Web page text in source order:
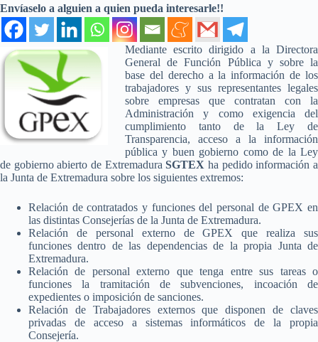
Envíaselo a alguien a quien pueda interesarle!!
Mediante escrito dirigido a la Directora
General de Función Pública y sobre la
base del derecho a la información de los
trabajadores y sus representantes legales
sobre empresas que contratan con la
Administración y como exigencia del
cumplimiento tanto de la Ley de
Transparencia, acceso a la información
pública y buen gobierno como de la Ley
de gobierno abierto de ExtremaduraSGTEX ha pedido información a
la Junta de Extremadura sobre los siguientes extremos:
Relación de contratados y funciones del personal de GPEX en
las distintas Consejerías de la Junta de Extremadura.
Relación de personal externo de GPEX que realiza sus
funciones dentro de las dependencias de la propia Junta de
Extremadura.
Relación de personal externo que tenga entre sus tareas o
funciones la tramitación de subvenciones, incoación de
expedientes o imposición de sanciones.
Relación de Trabajadores externos que disponen de claves
privadas de acceso a sistemas informáticos de la propia
Consejería.